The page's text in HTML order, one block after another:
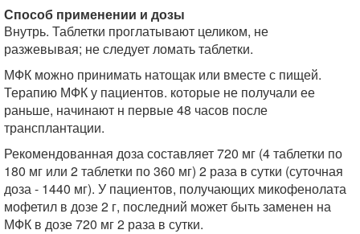
Способ применении и дозы
Внутрь. Таблетки проглатывают целиком, не
разжевывая; не следует ломать таблетки.
МФК можно принимать натощак или вместе с пищей.
Терапию МФК у пациентов. которые не получали ее
раньше, начинают н первые 48 часов после
трансплантации.
Рекомендованная доза составляет 720 мг (4 таблетки по
180 мг или 2 таблетки по 360 мг) 2 раза в сутки (суточная
доза - 1440 мг). У пациентов, получающих микофенолата
мофетил в дозе 2 г, последний может быть заменен на
МФК в дозе 720 мг 2 раза в сутки.